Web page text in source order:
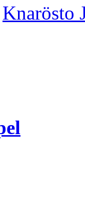
Knarösto